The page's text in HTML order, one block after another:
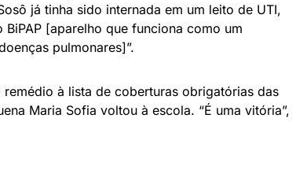
já tinha sido internada em um leito de UTI,
[aparelho que funciona como um
pulmonares]”.
à lista de coberturas obrigatórias das
Maria Sofia voltou à escola. “É uma vitória”,